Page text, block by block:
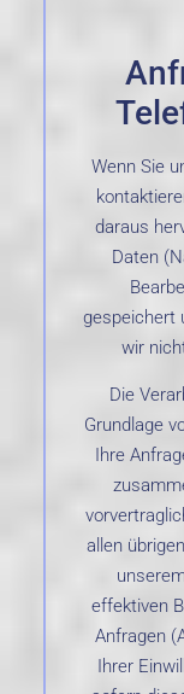
Wenn Sie
daraus
Daten
gespeichert
wir
Die
Grundlage
Ihre
allen
effektiven
Anfragen
Ihrer